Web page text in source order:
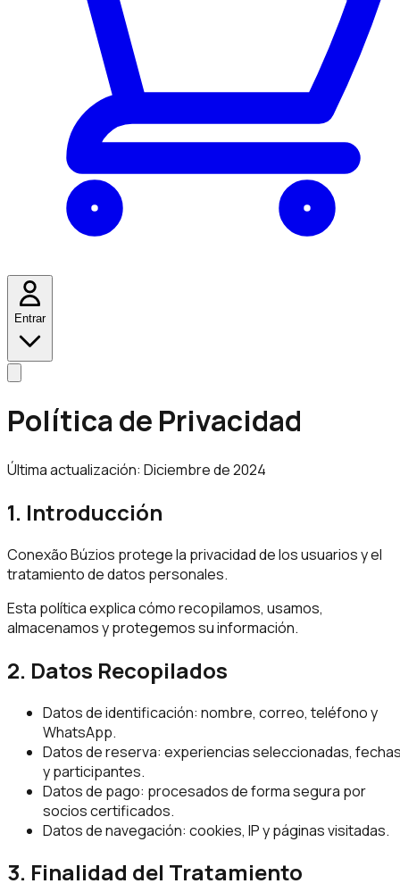
Entrar
Política de Privacidad
Última actualización: Diciembre de 2024
1. Introducción
Conexão Búzios protege la privacidad de los usuarios y el
tratamiento de datos personales.
Esta política explica cómo recopilamos, usamos,
almacenamos y protegemos su información.
2. Datos Recopilados
Datos de identificación: nombre, correo, teléfono y
WhatsApp.
Datos de reserva: experiencias seleccionadas,
y participantes.
Datos de pago: procesados de forma segura por
socios certificados.
Datos de navegación: cookies, IP y páginas visitadas.
3. Finalidad del Tratamiento